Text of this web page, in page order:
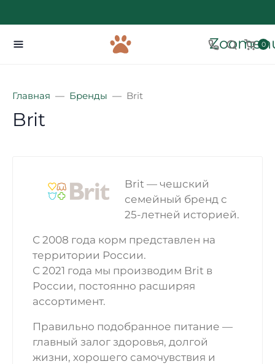
0
Главная Бренды Brit
Brit
Brit — чешский
семейный бренд с
25-летней историей.
С 2008 года корм представлен на
территории России.
С 2021 года мы производим Brit в
России, постоянно расширяя
ассортимент.
Правильно подобранное питание —
главный залог здоровья, долгой
жизни, хорошего самочувствия и